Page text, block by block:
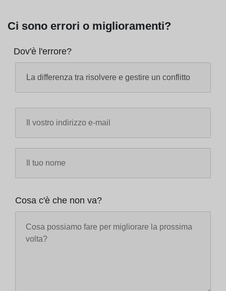
Ci sono errori o miglioramenti?
Dov'è l'errore?
Cosa c'è che non va?